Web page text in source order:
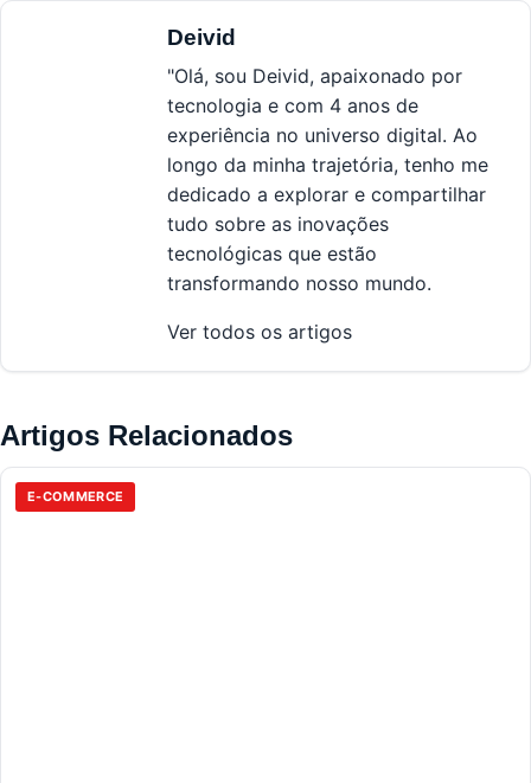
Deivid
"Olá, sou Deivid, apaixonado por
tecnologia e com 4 anos de
experiência no universo digital. Ao
longo da minha trajetória, tenho me
dedicado a explorar e compartilhar
tudo sobre as inovações
tecnológicas que estão
transformando nosso mundo.
Ver todos os artigos
Artigos Relacionados
E-COMMERCE